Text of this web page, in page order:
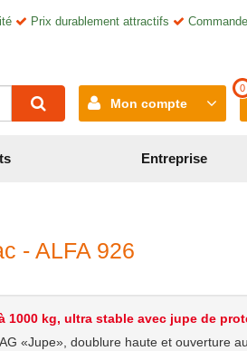
Prix durablement attractifs
Mon compte
0
Entreprise
- ALFA 926
1000 kg, ultra stable avec jupe de
«Jupe», doublure haute et ouverture